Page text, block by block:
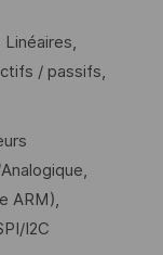
Linéaires,
/ passifs,
ARM),
I2C